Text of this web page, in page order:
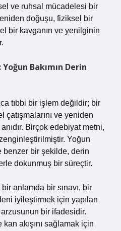
ve ruhsal mücadelesi bir
doğuşu, fiziksel bir
bir kavganın ve yenilginin
Bakımın Derin
tıbbi bir işlem değildir; bir
çatışmalarını ve yeniden
Birçok edebiyat metni,
Yoğun
benzer bir şekilde, derin
dokunmuş bir süreçtir.
anlamda bir sınavı, bir
iyileştirmek için yapılan
bir ifadesidir.
akışını sağlamak için